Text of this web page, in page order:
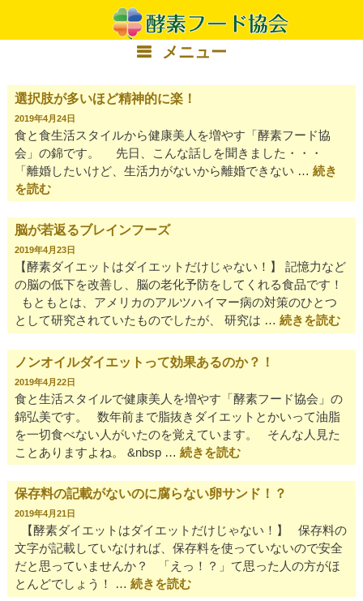
テ
メニュー
選択肢が多いほど精神的に楽！
2019年4月24日
食と食生活スタイルから健康美人を増やす「酵素フード協
会」の錦です。 先日、こんな話しを聞きました・・・
「離婚したいけど、生活力がないから離婚できない … 続き
を読む
脳が若返るブレインフーズ
2019年4月23日
【酵素ダイエットはダイエットだけじゃない！】 記憶力など
の脳の低下を改善し、脳の老化予防をしてくれる食品です！
もともとは、アメリカのアルツハイマー病の対策のひとつ
として研究されていたものでしたが、 研究は … 続きを読む
ノンオイルダイエットって効果あるのか？！
2019年4月22日
食と生活スタイルで健康美人を増やす「酵素フード協会」の
錦弘美です。 数年前まで脂抜きダイエットとかいって油脂
を一切食べない人がいたのを覚えています。 そんな人見た
ことありますよね。 &nbsp … 続きを読む
保存料の記載がないのに腐らない卵サンド！？
2019年4月21日
【酵素ダイエットはダイエットだけじゃない！】 保存料の
文字が記載していなければ、保存料を使っていないので安全
だと思っていませんか？ 「えっ！？」て思った人の方がほ
とんどでしょう！ … 続きを読む